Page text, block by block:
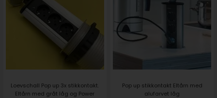
Loevschall Pop up 3x stikkontakt.
Eltårn med gråt låg og Power
Pop up stikkontakt Eltårn med
alufarvet låg